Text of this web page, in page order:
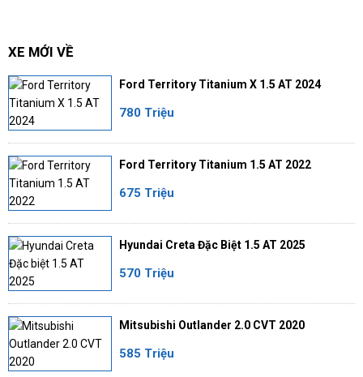
XE MỚI VỀ
Ford Territory Titanium X 1.5 AT 2024
780 Triệu
Ford Territory Titanium 1.5 AT 2022
675 Triệu
Hyundai Creta Đặc Biệt 1.5 AT 2025
570 Triệu
Mitsubishi Outlander 2.0 CVT 2020
585 Triệu